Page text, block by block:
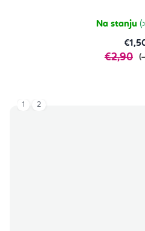
Na stanju
€2,90
1 2